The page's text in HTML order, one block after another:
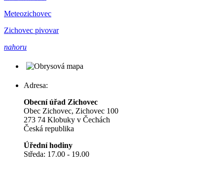
Meteozichovec
Zichovec pivovar
nahoru
Adresa:
Obecní úřad Zichovec
Obec Zichovec, Zichovec 100
273 74 Klobuky v Čechách
Česká republika
Úřední hodiny
Středa: 17.00 - 19.00